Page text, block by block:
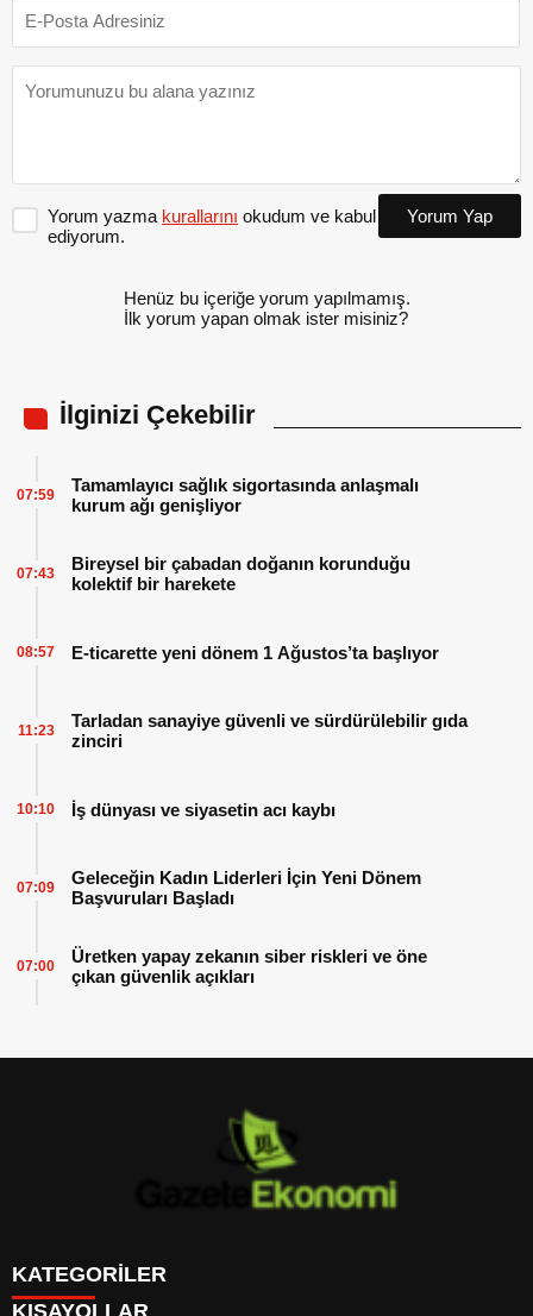
Yorum yazma kurallarını okudum ve kabul
ediyorum.
Yorum Yap
Henüz bu içeriğe yorum yapılmamış.
İlk yorum yapan olmak ister misiniz?
İlginizi Çekebilir
Tamamlayıcı sağlık sigortasında anlaşmalı
kurum ağı genişliyor
07:59
Bireysel bir çabadan doğanın korunduğu
kolektif bir harekete
07:43
E-ticarette yeni dönem 1 Ağustos’ta başlıyor
08:57
Tarladan sanayiye güvenli ve sürdürülebilir gıda
zinciri
11:23
İş dünyası ve siyasetin acı kaybı
10:10
Geleceğin Kadın Liderleri İçin Yeni Dönem
Başvuruları Başladı
07:09
Üretken yapay zekanın siber riskleri ve öne
çıkan güvenlik açıkları
07:00
KATEGORİLER